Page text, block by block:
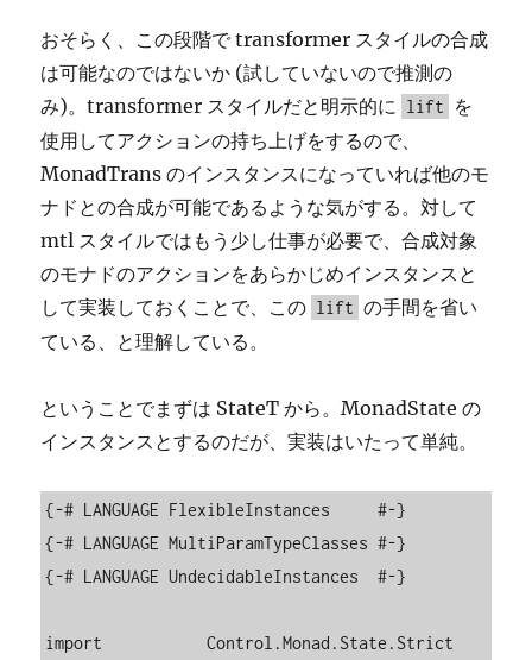
おそらく、この段階で transformer スタイルの合成
は可能なのではないか (試していないので推測の
み)。transformer スタイルだと明示的に lift
を
使用してアクションの持ち上げをするので、
MonadTrans のインスタンスになっていれば他のモ
ナドとの合成が可能であるような気がする。対して
mtl スタイルではもう少し仕事が必要で、合成対象
のモナドのアクションをあらかじめインスタンスと
して実装しておくことで、この lift の手間を省い
ている、と理解している。
ということでまずは StateT から。MonadState の
インスタンスとするのだが、実装はいたって単純。
{-# LANGUAGE FlexibleInstances     #-}
{-# LANGUAGE MultiParamTypeClasses #-}
{-# LANGUAGE UndecidableInstances  #-}
import           Control.Monad.State.Strict